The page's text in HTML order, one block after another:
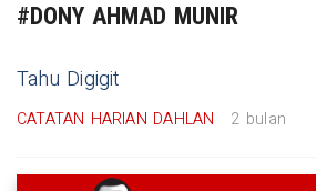
#DONY AHMAD MUNIR
Tahu Digigit
CATATAN HARIAN DAHLAN 2 bulan